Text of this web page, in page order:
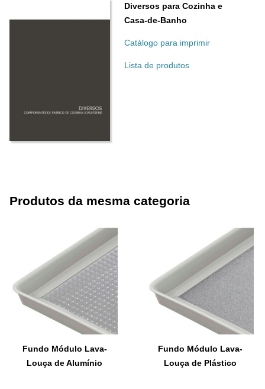
Diversos para Cozinha e
Casa-de-Banho
Catálogo para imprimir
Lista de produtos
Produtos da mesma categoria
Fundo Módulo Lava-
Louça de Alumínio
Fundo Módulo Lava-
Louça de Plástico